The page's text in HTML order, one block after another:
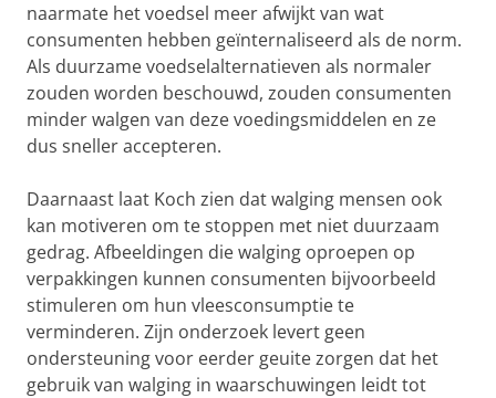
naarmate het voedsel meer afwijkt van wat
consumenten hebben geïnternaliseerd als de norm.
Als duurzame voedselalternatieven als normaler
zouden worden beschouwd, zouden consumenten
minder walgen van deze voedingsmiddelen en ze
dus sneller accepteren.
Daarnaast laat Koch zien dat walging mensen ook
kan motiveren om te stoppen met niet duurzaam
gedrag. Afbeeldingen die walging oproepen op
verpakkingen kunnen consumenten bijvoorbeeld
stimuleren om hun vleesconsumptie te
verminderen. Zijn onderzoek levert geen
ondersteuning voor eerder geuite zorgen dat het
gebruik van walging in waarschuwingen leidt tot